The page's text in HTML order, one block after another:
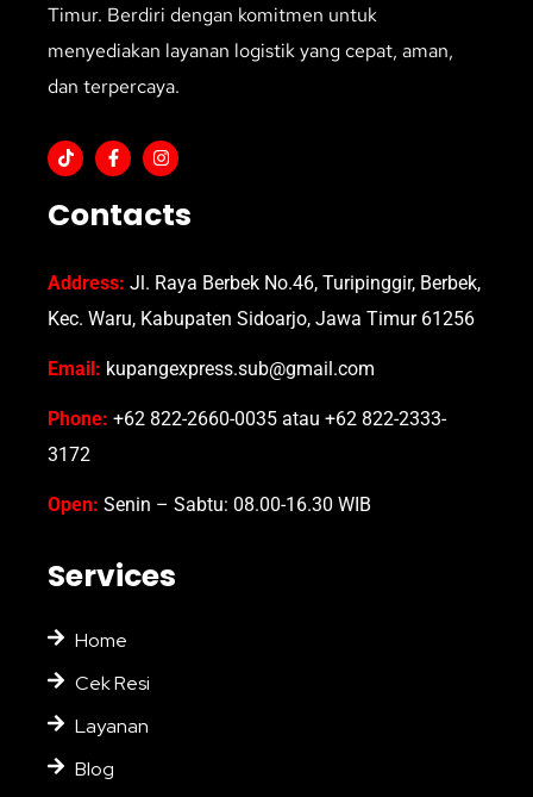
Timur. Berdiri dengan komitmen untuk
menyediakan layanan logistik yang cepat, aman,
dan terpercaya.
Contacts
Address: Jl. Raya Berbek No.46, Turipinggir, Berbek,
Kec. Waru, Kabupaten Sidoarjo, Jawa Timur 61256
Email: kupangexpress.sub@gmail.com
Phone: +62 822-2660-0035 atau +62 822-2333-
3172
Open: Senin – Sabtu: 08.00-16.30 WIB
Services
Home
Cek Resi
Layanan
Blog